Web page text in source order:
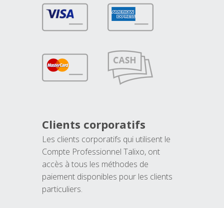
Clients corporatifs
Les clients corporatifs qui utilisent le
Compte Professionnel Talixo, ont
accès à tous les méthodes de
paiement disponibles pour les clients
particuliers.